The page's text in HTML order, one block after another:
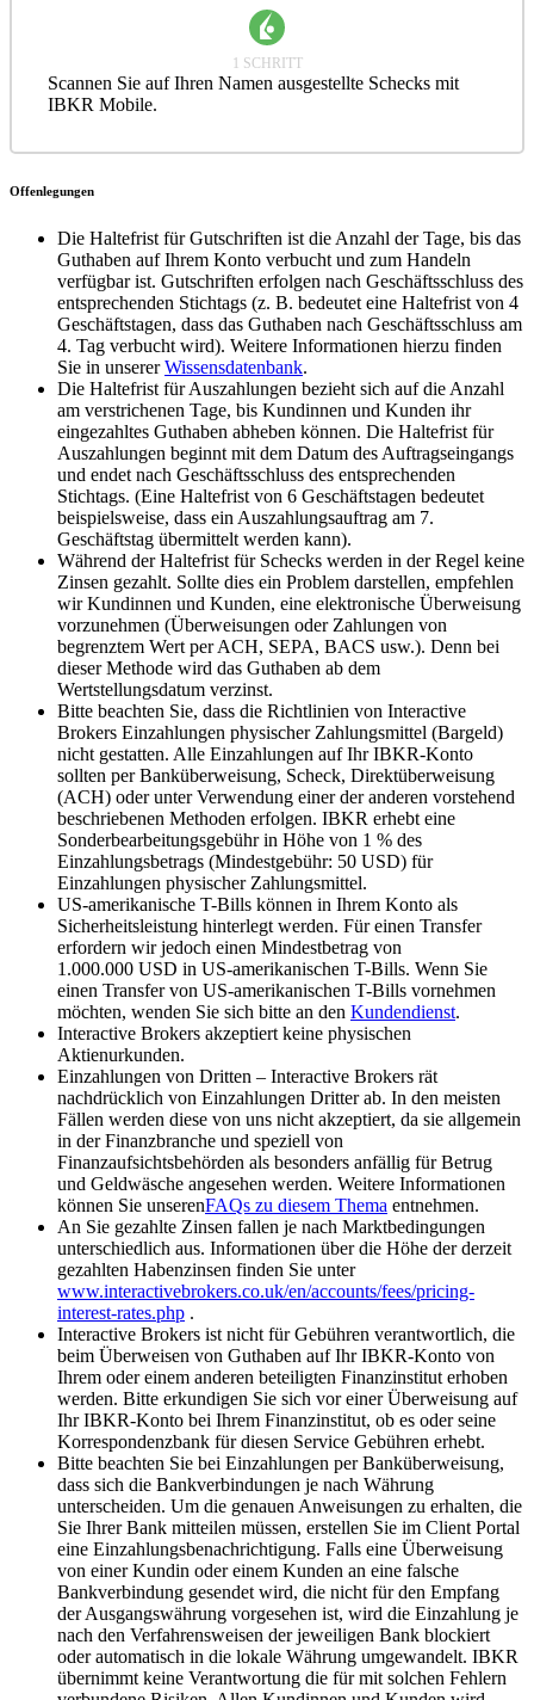
1 SCHRITT
Scannen Sie auf Ihren Namen ausgestellte Schecks mit
IBKR Mobile.
Offenlegungen
Die Haltefrist für Gutschriften ist die Anzahl der Tage, bis das
Guthaben auf Ihrem Konto verbucht und zum Handeln
verfügbar ist. Gutschriften erfolgen nach Geschäftsschluss des
entsprechenden Stichtags (z. B. bedeutet eine Haltefrist von 4
Geschäftstagen, dass das Guthaben nach Geschäftsschluss am
4. Tag verbucht wird). Weitere Informationen hierzu finden
Sie in unsererWissensdatenbank.
Die Haltefrist für Auszahlungen bezieht sich auf die Anzahl
am verstrichenen Tage, bis Kundinnen und Kunden ihr
eingezahltes Guthaben abheben können. Die Haltefrist für
Auszahlungen beginnt mit dem Datum des Auftragseingangs
und endet nach Geschäftsschluss des entsprechenden
Stichtags. (Eine Haltefrist von 6 Geschäftstagen bedeutet
beispielsweise, dass ein Auszahlungsauftrag am 7.
Geschäftstag übermittelt werden kann).
Während der Haltefrist für Schecks werden in der Regel keine
Zinsen gezahlt. Sollte dies ein Problem darstellen, empfehlen
wir Kundinnen und Kunden, eine elektronische Überweisung
vorzunehmen (Überweisungen oder Zahlungen von
begrenztem Wert per ACH, SEPA, BACS usw.). Denn bei
dieser Methode wird das Guthaben ab dem
Wertstellungsdatum verzinst.
Bitte beachten Sie, dass die Richtlinien von Interactive
Brokers Einzahlungen physischer Zahlungsmittel (Bargeld)
nicht gestatten. Alle Einzahlungen auf Ihr IBKR-Konto
sollten per Banküberweisung, Scheck, Direktüberweisung
(ACH) oder unter Verwendung einer der anderen vorstehend
beschriebenen Methoden erfolgen. IBKR erhebt eine
Sonderbearbeitungsgebühr in Höhe von 1 % des
Einzahlungsbetrags (Mindestgebühr: 50 USD) für
Einzahlungen physischer Zahlungsmittel.
US-amerikanische T-Bills können in Ihrem Konto als
Sicherheitsleistung hinterlegt werden. Für einen Transfer
erfordern wir jedoch einen Mindestbetrag von
1.000.000 USD in US-amerikanischen T-Bills. Wenn Sie
einen Transfer von US-amerikanischen T-Bills vornehmen
möchten, wenden Sie sich bitte an den Kundendienst.
Interactive Brokers akzeptiert keine physischen
Aktienurkunden.
Einzahlungen von Dritten – Interactive Brokers rät
nachdrücklich von Einzahlungen Dritter ab. In den meisten
Fällen werden diese von uns nicht akzeptiert, da sie allgemein
in der Finanzbranche und speziell von
Finanzaufsichtsbehörden als besonders anfällig für Betrug
und Geldwäsche angesehen werden. Weitere Informationen
können Sie unserenFAQs zu diesem Thema entnehmen.
An Sie gezahlte Zinsen fallen je nach Marktbedingungen
unterschiedlich aus. Informationen über die Höhe der derzeit
gezahlten Habenzinsen finden Sie unter
www.interactivebrokers.co.uk/en/accounts/fees/pricing-
interest-rates.php .
Interactive Brokers ist nicht für Gebühren verantwortlich, die
beim Überweisen von Guthaben auf Ihr IBKR-Konto von
Ihrem oder einem anderen beteiligten Finanzinstitut erhoben
werden. Bitte erkundigen Sie sich vor einer Überweisung auf
Ihr IBKR-Konto bei Ihrem Finanzinstitut, ob es oder seine
Korrespondenzbank für diesen Service Gebühren erhebt.
Bitte beachten Sie bei Einzahlungen per Banküberweisung,
dass sich die Bankverbindungen je nach Währung
unterscheiden. Um die genauen Anweisungen zu erhalten, die
Sie Ihrer Bank mitteilen müssen, erstellen Sie im Client Portal
eine Einzahlungsbenachrichtigung. Falls eine Überweisung
von einer Kundin oder einem Kunden an eine falsche
Bankverbindung gesendet wird, die nicht für den Empfang
der Ausgangswährung vorgesehen ist, wird die Einzahlung je
nach den Verfahrensweisen der jeweiligen Bank blockiert
oder automatisch in die lokale Währung umgewandelt. IBKR
übernimmt keine Verantwortung die für mit solchen Fehlern